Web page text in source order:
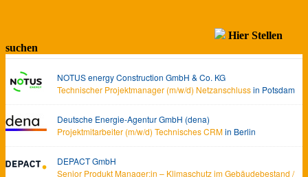
Hier Stellen
suchen